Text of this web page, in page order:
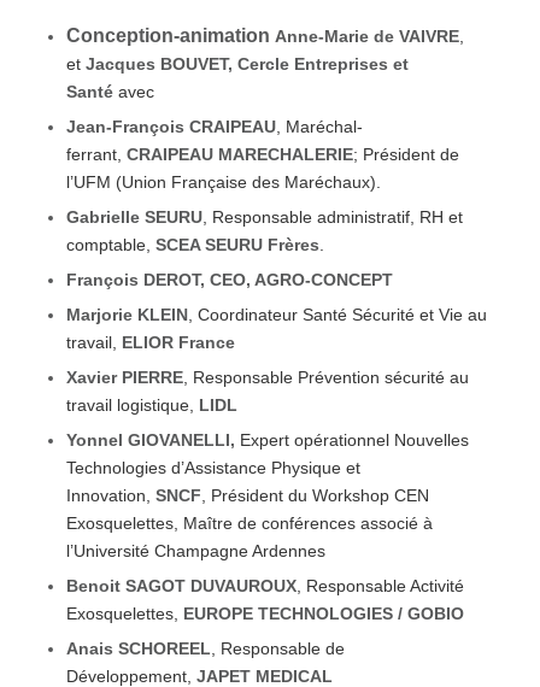
Conception-animation Anne-Marie de VAIVRE,
et Jacques BOUVET, Cercle Entreprises et
Santéavec
Jean-François CRAIPEAU, Maréchal-
ferrant, CRAIPEAU MARECHALERIE; Président de
l’UFM (Union Française des Maréchaux).
Gabrielle SEURU, Responsable administratif, RH et
comptable, SCEA SEURU Frères
François DEROT, CEO, AGRO-CONCEPT
Marjorie KLEIN, Coordinateur Santé Sécurité et Vie au
travail, ELIOR France
Xavier PIERRE, Responsable Prévention sécurité au
travail logistique, LIDL
Yonnel GIOVANELLI, Expert opérationnel Nouvelles
Technologies d’Assistance Physique et
Innovation, SNCF , Président du Workshop CEN
Exosquelettes, Maître de conférences associé à
l’Université Champagne Ardennes
Benoit SAGOT DUVAUROUX, Responsable Activité
Exosquelettes, EUROPE TECHNOLOGIES / GOBIO
Anais SCHOREEL , Responsable de
Développement, JAPET MEDICAL